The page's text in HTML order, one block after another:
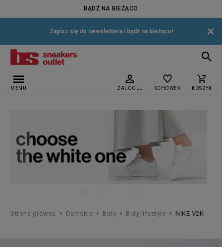
BĄDŹ NA BIEŻĄCO
Zapisz się do newslettera i bądź na bieżąco! ×
MENU ZALOGUJ SCHOWEK KOSZYK
Strona główna › Damskie › Buty › Buty lifestyle › NIKE V2K